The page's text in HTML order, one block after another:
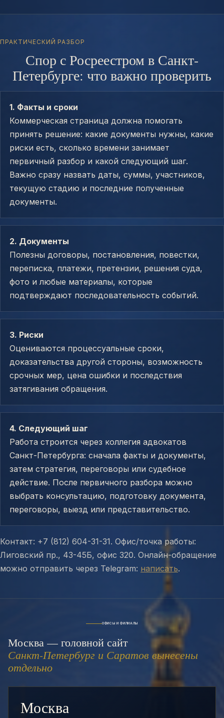
ПРАКТИЧЕСКИЙ РАЗБОР
Спор с Росреестром в Санкт-
Петербурге: что важно проверить
1. Факты и сроки
Коммерческая страница должна помогать
принять решение: какие документы нужны, какие
риски есть, сколько времени занимает
первичный разбор и какой следующий шаг.
Важно сразу назвать даты, суммы, участников,
текущую стадию и последние полученные
документы.
2. Документы
Полезны договоры, постановления, повестки,
переписка, платежи, претензии, решения суда,
фото и любые материалы, которые
подтверждают последовательность событий.
3. Риски
Оцениваются процессуальные сроки,
доказательства другой стороны, возможность
срочных мер, цена ошибки и последствия
затягивания обращения.
4. Следующий шаг
Работа строится через коллегия адвокатов
Санкт-Петербурга: сначала факты и документы,
затем стратегия, переговоры или судебное
действие. После первичного разбора можно
выбрать консультацию, подготовку документа,
переговоры, выезд или представительство.
Контакт: +7 (812) 604-31-31. Офис/точка работы:
Лиговский пр., 43-45Б, офис 320. Онлайн-обращение
можно отправить через Telegram: написать.
ОФИСЫ И ФИЛИАЛЫ
Москва — головной сайт
Санкт-Петербург и Саратов вынесены
отдельно
Москва